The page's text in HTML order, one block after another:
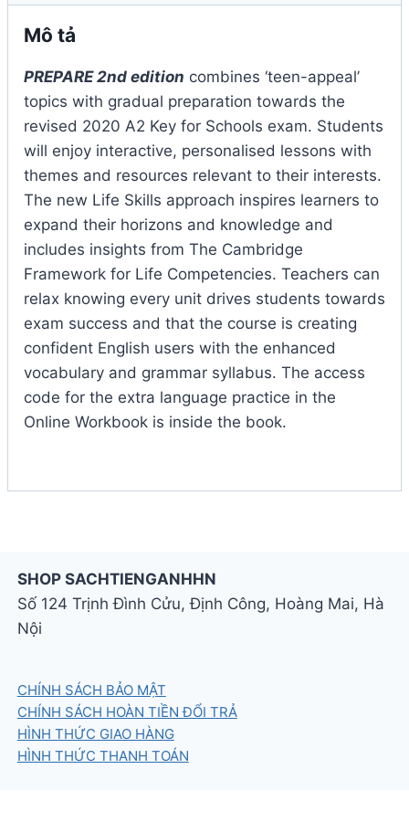
Mô tả
PREPARE 2nd edition combines ‘teen-appeal’
topics with gradual preparation towards the
revised 2020 A2 Key for Schools exam. Students
will enjoy interactive, personalised lessons with
themes and resources relevant to their interests.
The new Life Skills approach inspires learners to
expand their horizons and knowledge and
includes insights from The Cambridge
Framework for Life Competencies. Teachers can
relax knowing every unit drives students towards
exam success and that the course is creating
confident English users with the enhanced
vocabulary and grammar syllabus. The access
code for the extra language practice in the
Online Workbook is inside the book.
SHOP SACHTIENGANHHN
Số 124 Trịnh Đình Cửu, Định Công, Hoàng Mai, Hà
Nội
CHÍNH SÁCH BẢO MẬT
CHÍNH SÁCH HOÀN TIỀN ĐỔI TRẢ
HÌNH THỨC GIAO HÀNG
HÌNH THỨC THANH TOÁN